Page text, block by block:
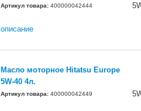
Артикул товара: 400000042444
описание
Масло моторное Hitatsu Europe
5W-40 4л.
Артикул товара: 400000042449